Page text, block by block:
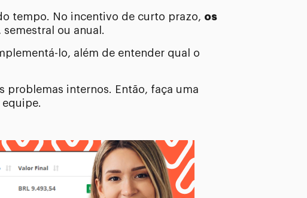
tempo. No incentivo de curto prazo, os
ou anual.
lo, além de entender qual o
problemas internos. Então, faça uma